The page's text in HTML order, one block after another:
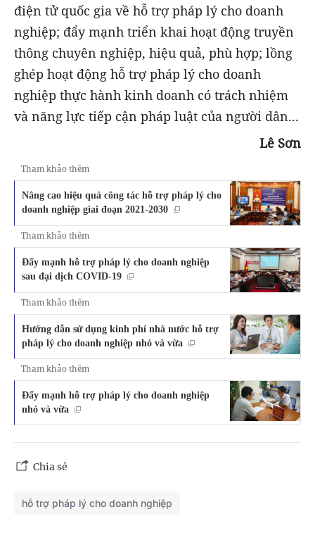
điện tử quốc gia về hỗ trợ pháp lý cho doanh
nghiệp; đẩy mạnh triển khai hoạt động truyền
thông chuyên nghiệp, hiệu quả, phù hợp; lồng
ghép hoạt động hỗ trợ pháp lý cho doanh
nghiệp thực hành kinh doanh có trách nhiệm
và năng lực tiếp cận pháp luật của người dân...
Lê Sơn
Tham khảo thêm
Nâng cao hiệu quả công tác hỗ trợ pháp lý cho
doanh nghiệp giai đoạn 2021-2030
Tham khảo thêm
Đẩy mạnh hỗ trợ pháp lý cho doanh nghiệp
sau đại dịch COVID-19
Tham khảo thêm
Hướng dẫn sử dụng kinh phí nhà nước hỗ trợ
pháp lý cho doanh nghiệp nhỏ và vừa
Tham khảo thêm
Đẩy mạnh hỗ trợ pháp lý cho doanh nghiệp
nhỏ và vừa
Chia sẻ
hỗ trợ pháp lý cho doanh nghiệp